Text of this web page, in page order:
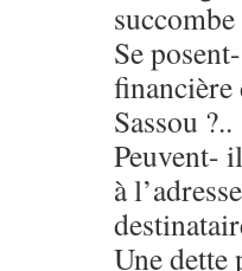
Se
Sassou ?..
Peuvent-
à
Une